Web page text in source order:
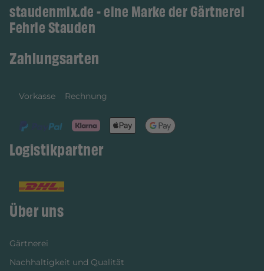
staudenmix.de - eine Marke der Gärtnerei
Fehrle Stauden
Zahlungsarten
Vorkasse Rechnung
Logistikpartner
Über uns
Gärtnerei
Nachhaltigkeit und Qualität